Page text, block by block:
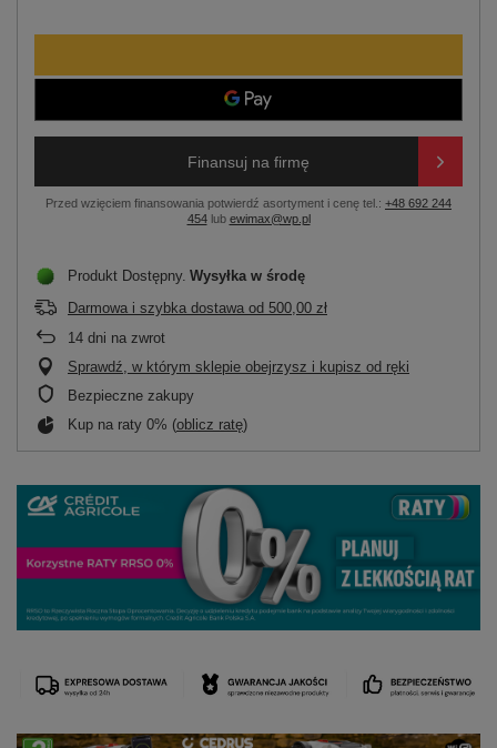
Finansuj na firmę
Przed wzięciem finansowania potwierdź asortyment i cenę tel.: +48 692 244
454lub ewimax@wp.pl
Produkt Dostępny Wysyłka w środę
Darmowa i szybka dostawa od 500,00 zł
14 dni na zwrot
Sprawdź, w którym sklepie obejrzysz i kupisz od ręki
Bezpieczne zakupy
Kup na raty 0% (oblicz ratę)